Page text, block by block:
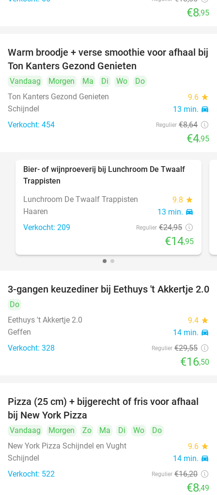
€8,95
43%
Warm broodje + verse smoothie voor afhaal bij
Ton Kanters Gezond Genieten
Vandaag Morgen Ma Di Wo
Do
Ton Kanters Gezond Genieten
9.6 star
Schijndel 13 min. directions_car
Verkocht: 454 Regulier €8,64
€4,95
40%
Bier- of wijnproeverij bij Lunchroom De Twaalf
Trappisten
Lunchroom De Twaalf Trappisten
9.8 star
Haaren 13 min. directions_car
Verkocht: 209 Regulier €24,95
€14,95
44%
3-gangen keuzediner bij Eethuys 't Akkertje 2.0
Do
Eethuys 't Akkertje 2.0
9.4 star
Geffen 14 min. directions_car
Verkocht: 328 Regulier €29,55
€16,50
48%
Pizza (25 cm) + bijgerecht of fris voor afhaal
bij New York Pizza
Vandaag Morgen Zo Ma Di Wo
Do
New York Pizza Schijndel en Vught
9.6 star
Schijndel 14 min. directions_car
Verkocht: 522 Regulier €16,20
€8,49